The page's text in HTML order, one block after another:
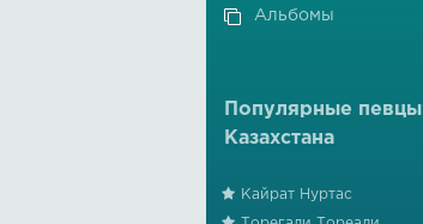
Альбомы
Популярные певцы
Казахстана
Кайрат Нуртас